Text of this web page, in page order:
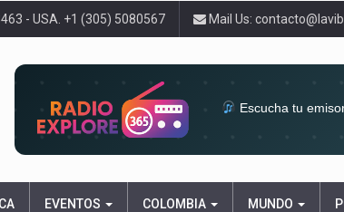
- USA. +1 (305) 5080567 Mail Us:
Escucha tu
EVENTOS COLOMBIA MUNDO